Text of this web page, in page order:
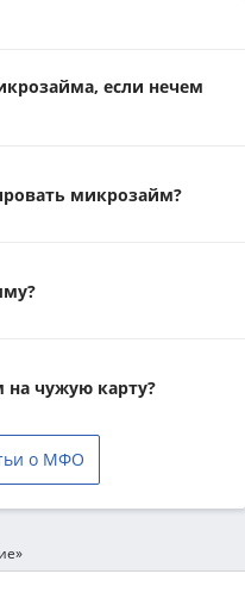
если нечем
микрозайм?
чужую карту?
о МФО